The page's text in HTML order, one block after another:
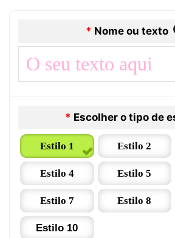
* Nome ou texto
* Escolher o tipo de
Estilo 1 Estilo 2
Estilo 4 Estilo 5
Estilo 7 Estilo 8
Estilo 10